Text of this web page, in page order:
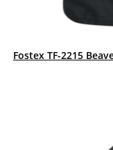
Fostex TF-2215